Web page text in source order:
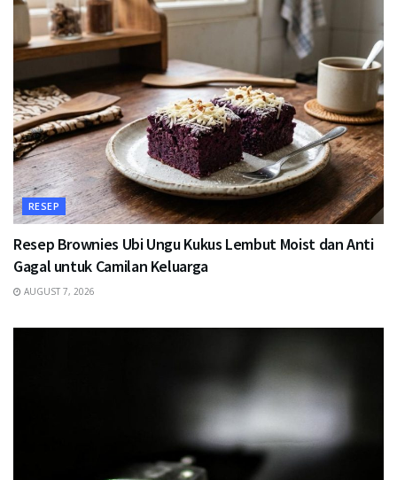
RESEP
Resep Brownies Ubi Ungu Kukus Lembut Moist dan Anti
Gagal untuk Camilan Keluarga
AUGUST 7, 2026